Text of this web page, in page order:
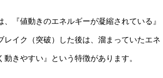
『値動きのエネルギーが凝縮されている』
イク（突破）した後は、溜まっていたエネ
きやすい』という特徴があります。